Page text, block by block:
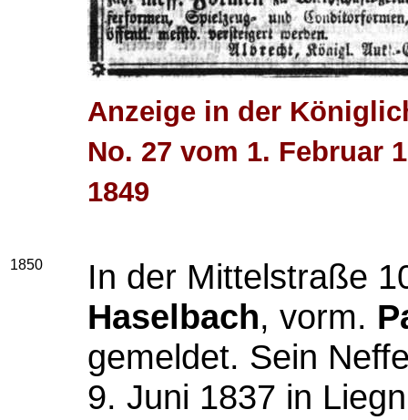
Anzeige in der
No. 27 vom 1. Februar
1849
1850
In der Mittelstraße
Haselbach, vorm.
gemeldet. Sein
9. Juni 1837 in